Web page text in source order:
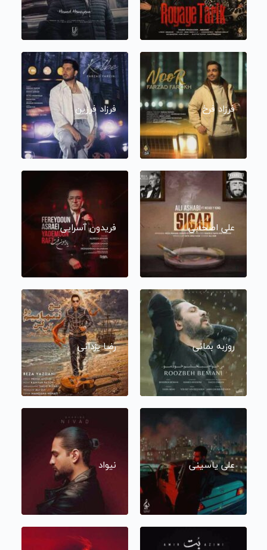
فرزاد فرخ فرزاد فرزین
علی اصحابی فریدون آسرایی
روزبه بمانی رضا یزدانی
علی یاسینی نیواد